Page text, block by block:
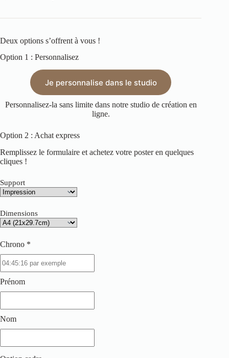
Deux options s’offrent à vous !
Option 1 : Personnalisez
Je personnalise dans le studio
Personnalisez-la sans limite dans notre studio de création en
ligne.
Option 2 : Achat express
Remplissez le formulaire et achetez votre poster en quelques
cliques !
Support
Dimensions
Chrono *
Prénom
Nom